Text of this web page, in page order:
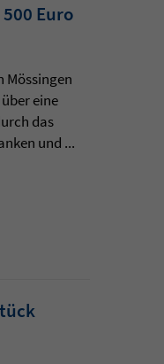
Euro
Mössingen
eine
das
und ...